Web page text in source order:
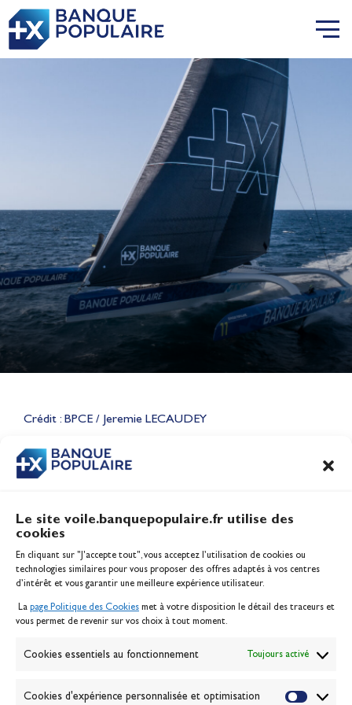
Le site voile.banquepopulaire.fr utilise des
cookies
En cliquant sur "J'accepte tout", vous acceptez l’utilisation de cookies ou
technologies similaires pour vous proposer des offres adaptés à vos centres
d’intérêt et vous garantir une meilleure expérience utilisateur.
La page Politique des Cookies met à votre disposition le détail des traceurs et
vous permet de revenir sur vos choix à tout moment.
Cookies essentiels au fonctionnement Toujours activé
Cookies d'expérience personnalisée et optimisation
Crédit : BPCE / Jeremie LECAUDEY
CONTENU
Lauriane Nolot en or à Long
Jeux Olympiques 2028
Inscription serveur média
Contact
Politique des cookies
Banque de la voile
Passion Voile TV